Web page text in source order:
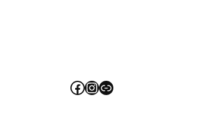
Facebook
Instagram
Link